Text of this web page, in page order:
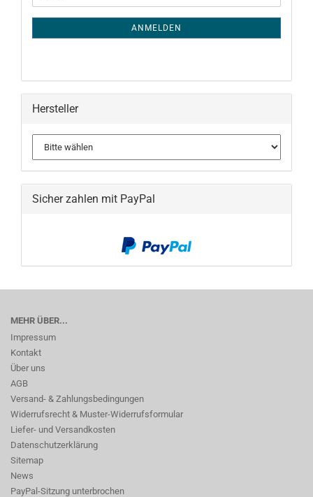
NEWSLETTER-
Mail
ANMELDEN
Hersteller
Sicher zahlen mit PayPal
MEHR ÜBER...
Impressum
Kontakt
Über uns
AGB
Versand- & Zahlungsbedingungen
Widerrufsrecht & Muster-Widerrufsformular
Liefer- und Versandkosten
Datenschutzerklärung
Sitemap
News
PayPal-Sitzung unterbrochen